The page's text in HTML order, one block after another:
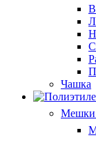
Чашка
Мешки